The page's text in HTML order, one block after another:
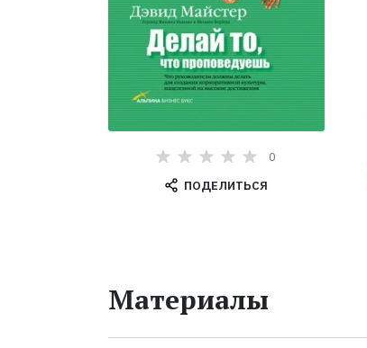
0
ПОДЕЛИТЬСЯ
Материалы